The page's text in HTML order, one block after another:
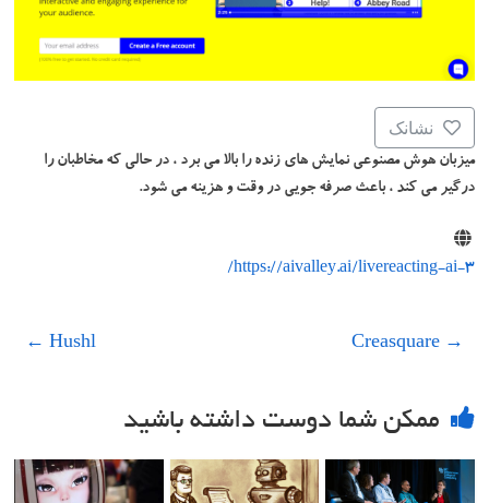
نشانک
میزبان هوش مصنوعی نمایش های زنده را بالا می برد ، در حالی که مخاطبان را
درگیر می کند ، باعث صرفه جویی در وقت و هزینه می شود.
https://aivalley.ai/livereacting-ai-3/
→
Creasquare
Hushl
←
ممکن شما دوست داشته باشید